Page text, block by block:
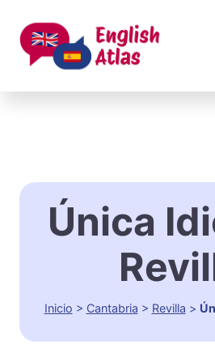
contenido
Única
Inicio > Cantabria > Revilla >